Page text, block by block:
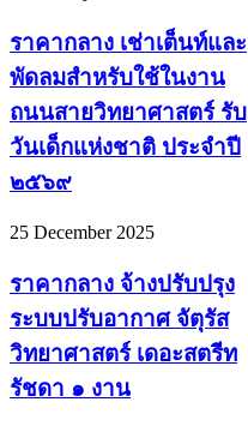
ราคากลาง เช่าเต็นท์และ
พัดลมสำหรับใช้ในงาน
ถนนสายวิทยาศาสตร์ รับ
วันเด็กแห่งชาติ ประจำปี
๒๕๖๙
25 December 2025
ราคากลาง จ้างปรับปรุง
ระบบปรับอากาศ จัตุรัส
วิทยาศาสตร์ เดอะสตรีท
รัชดา ๑ งาน